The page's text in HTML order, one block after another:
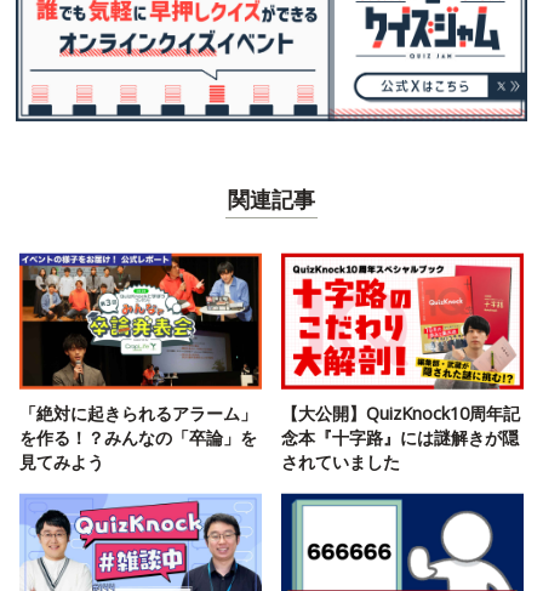
関連記事
「絶対に起きられるアラーム」
を作る！？みんなの「卒論」を
見てみよう
【大公開】QuizKnock10周年記
念本『十字路』には謎解きが隠
されていました